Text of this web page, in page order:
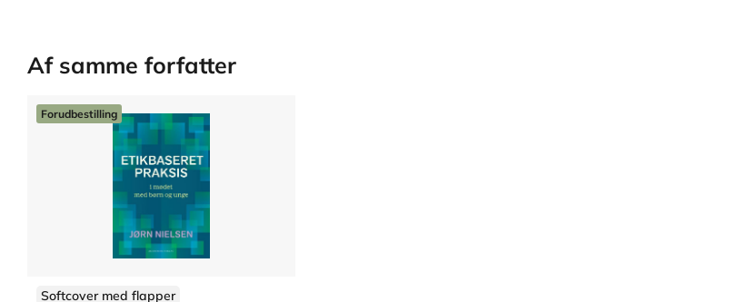
Af samme forfatter
Softcover med flapper
Forudbestilling